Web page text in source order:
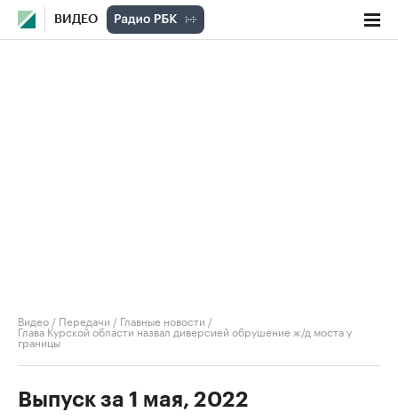
ВИДЕО
Видео / Передачи / Главные новости /
Глава Курской области назвал диверсией обрушение ж/д моста у
границы
Выпуск за 1 мая, 2022